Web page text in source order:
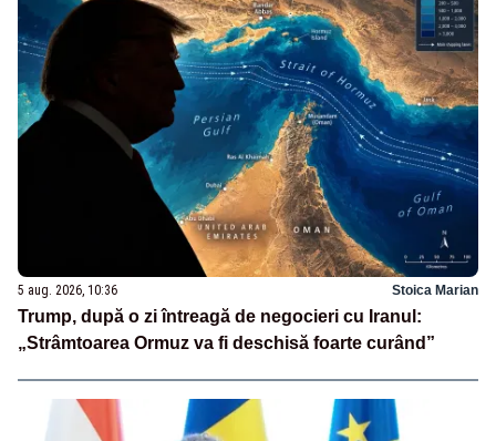
5 aug. 2026, 10:36 Stoica Marian
Trump, după o zi întreagă de negocieri cu Iranul:
„Strâmtoarea Ormuz va fi deschisă foarte curând”